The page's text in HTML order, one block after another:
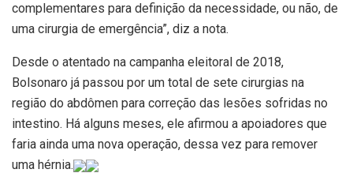
complementares para definição da necessidade, ou não, de
uma cirurgia de emergência”, diz a nota.
Desde o atentado na campanha eleitoral de 2018,
Bolsonaro já passou por um total de sete cirurgias na
região do abdômen para correção das lesões sofridas no
intestino. Há alguns meses, ele afirmou a apoiadores que
faria ainda uma nova operação, dessa vez para remover
uma hérnia.